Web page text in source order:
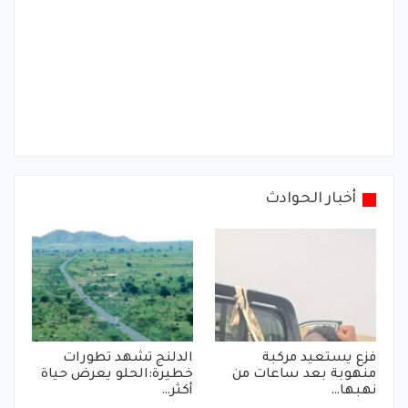
أخبار الحوادث
فزع يستعيد مركبة
منهوبة بعد ساعات من
نهبها…
الدلنج تشهد تطورات
خطيرة:الحلو يعرض حياة
أكثر…